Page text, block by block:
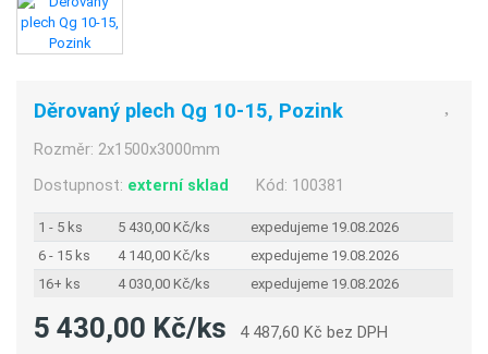
Děrovaný plech Qg 10-15, Pozink
Rozměr: 2x1500x3000mm
Dostupnost: externí sklad Kód: 100381
1 - 5 ks 5 430,00 Kč/ks
expedujeme 19.08.2026
6 - 15 ks
4 140,00 Kč/ks
expedujeme 19.08.2026
16+ ks
4 030,00 Kč/ks expedujeme 19.08.2026
5 430,00 Kč/ks 4 487,60 Kč bez DPH